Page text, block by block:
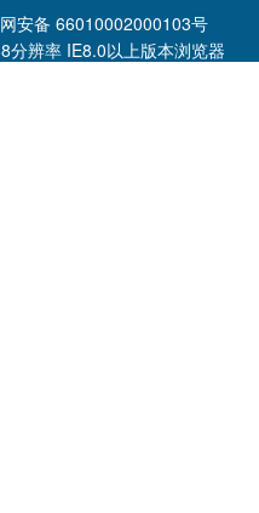
安备 66010002000103号
辨率 IE8.0以上版本浏览器